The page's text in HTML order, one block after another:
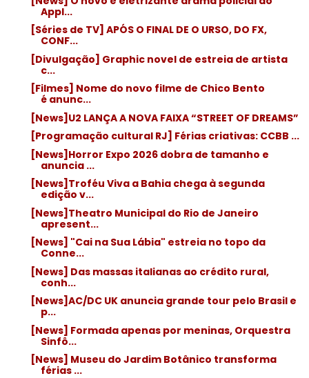
Appl...
[Séries de TV] APÓS O FINAL DE O URSO, DO FX,
CONF...
[Divulgação] Graphic novel de estreia de artista
c...
[Filmes] Nome do novo filme de Chico Bento
é anunc...
[News]U2 LANÇA A NOVA FAIXA “STREET OF DREAMS”
[Programação cultural RJ] Férias criativas: CCBB ...
[News]Horror Expo 2026 dobra de tamanho e
anuncia ...
[News]Troféu Viva a Bahia chega à segunda
edição v...
[News]Theatro Municipal do Rio de Janeiro
apresent...
[News] "Cai na Sua Lábia" estreia no topo da
Conne...
[News] Das massas italianas ao crédito rural,
conh...
[News]AC/DC UK anuncia grande tour pelo Brasil e
p...
[News] Formada apenas por meninas, Orquestra
Sinfô...
[News] Museu do Jardim Botânico transforma
férias ...